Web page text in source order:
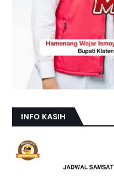
INFO KASIH